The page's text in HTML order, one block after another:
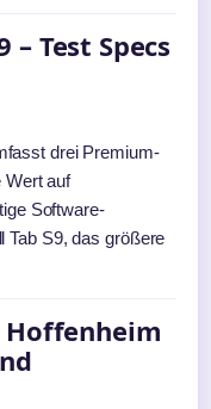
– Test Specs
drei Premium-
Wert auf
Software-
Tab S9, das größere
Hoffenheim